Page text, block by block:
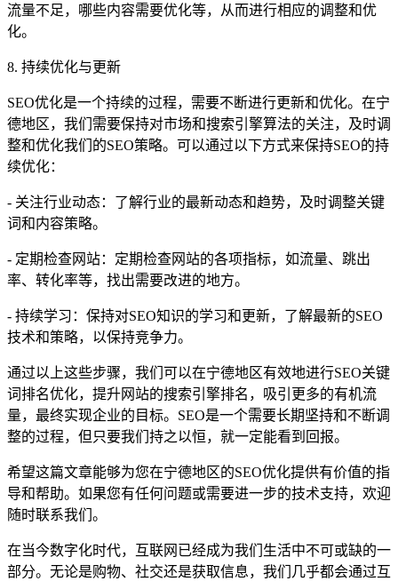
流量不足，哪些内容需要优化等，从而进行相应的调整和优
化。
8. 持续优化与更新
SEO优化是一个持续的过程，需要不断进行更新和优化。在宁
德地区，我们需要保持对市场和搜索引擎算法的关注，及时调
整和优化我们的SEO策略。可以通过以下方式来保持SEO的持
续优化：
- 关注行业动态：了解行业的最新动态和趋势，及时调整关键
词和内容策略。
- 定期检查网站：定期检查网站的各项指标，如流量、跳出
率、转化率等，找出需要改进的地方。
- 持续学习：保持对SEO知识的学习和更新，了解最新的SEO
技术和策略，以保持竞争力。
通过以上这些步骤，我们可以在宁德地区有效地进行SEO关键
词排名优化，提升网站的搜索引擎排名，吸引更多的有机流
量，最终实现企业的目标。SEO是一个需要长期坚持和不断调
整的过程，但只要我们持之以恒，就一定能看到回报。
希望这篇文章能够为您在宁德地区的SEO优化提供有价值的指
导和帮助。如果您有任何问题或需要进一步的技术支持，欢迎
随时联系我们。
在当今数字化时代，互联网已经成为我们生活中不可或缺的一
部分。无论是购物、社交还是获取信息，我们几乎都会通过互